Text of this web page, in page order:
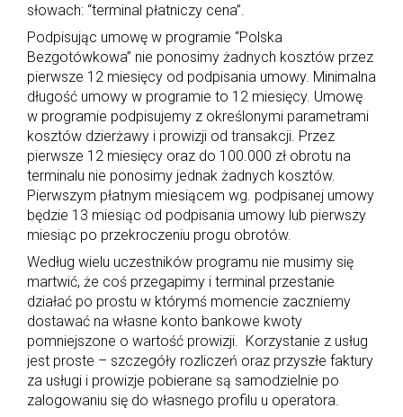
słowach: “terminal płatniczy cena”.
Podpisując umowę w programie “Polska
Bezgotówkowa” nie ponosimy żadnych kosztów przez
pierwsze 12 miesięcy od podpisania umowy. Minimalna
długość umowy w programie to 12 miesięcy. Umowę
w programie podpisujemy z określonymi parametrami
kosztów dzierżawy i prowizji od transakcji. Przez
pierwsze 12 miesięcy oraz do 100.000 zł obrotu na
terminalu nie ponosimy jednak żadnych kosztów.
Pierwszym płatnym miesiącem wg. podpisanej umowy
będzie 13 miesiąc od podpisania umowy lub pierwszy
miesiąc po przekroczeniu progu obrotów.
Według wielu uczestników programu nie musimy się
martwić, że coś przegapimy i terminal przestanie
działać po prostu w którymś momencie zaczniemy
dostawać na własne konto bankowe kwoty
pomniejszone o wartość prowizji. Korzystanie z usług
jest proste – szczegóły rozliczeń oraz przyszłe faktury
za usługi i prowizje pobierane są samodzielnie po
zalogowaniu się do własnego profilu u operatora.